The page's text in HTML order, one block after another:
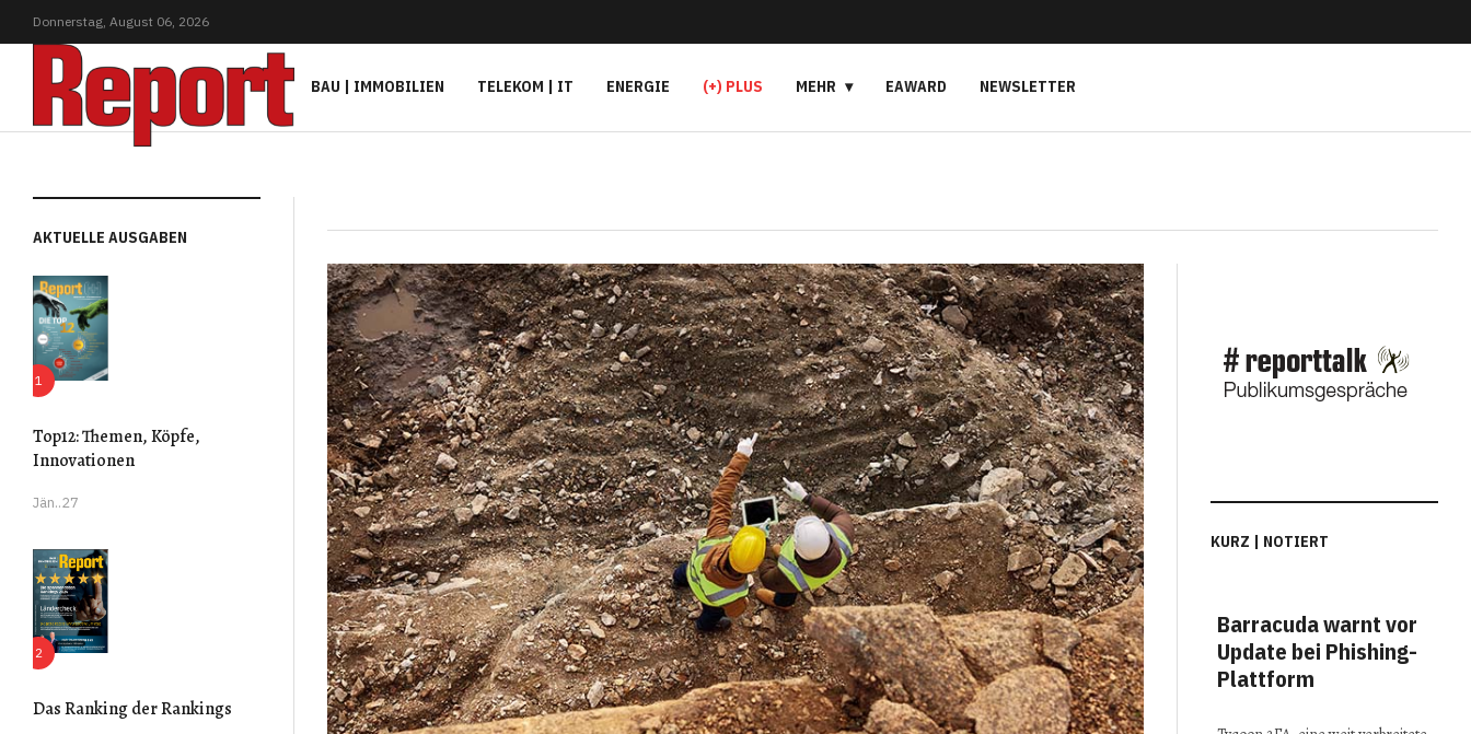
Donnerstag, August 06, 2026
BAU | IMMOBILIEN TELEKOM | IT ENERGIE (+) PLUS MEHR EAWARD NEWSLETTER
AKTUELLE AUSGABEN
Top12: Themen, Köpfe,
Innovationen
Jän..27
Das Ranking der Rankings
KURZ | NOTIERT
Barracuda warnt vor
Update bei Phishing-
Plattform